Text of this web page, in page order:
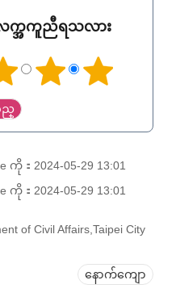
အကူညီရသလား
2024-05-29 13:01
2024-05-29 13:01
Civil Affairs,Taipei City
နောက်ကျော